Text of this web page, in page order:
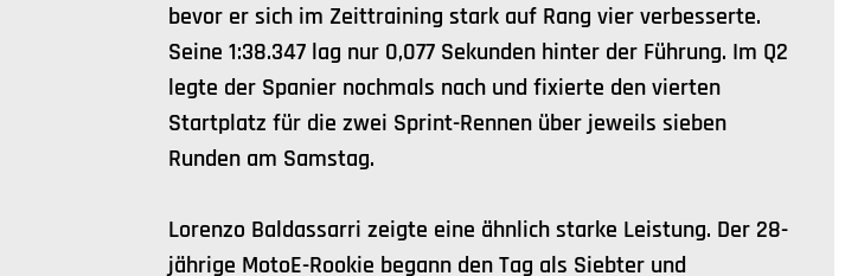
bevor er sich im Zeittraining stark auf Rang vier verbesserte.
Seine 1:38.347 lag nur 0,077 Sekunden hinter der Führung. Im Q2
legte der Spanier nochmals nach und fixierte den vierten
Startplatz für die zwei Sprint-Rennen über jeweils sieben
Runden am Samstag.
Lorenzo Baldassarri zeigte eine ähnlich starke Leistung. Der 28-
jährige MotoE-Rookie begann den Tag als Siebter und